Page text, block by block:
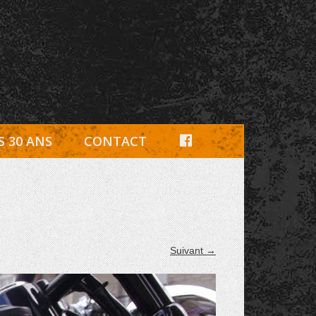
détachées Rambouillet
30 ANS CONTACT
F
A
C
E
B
O
O
Suivant →